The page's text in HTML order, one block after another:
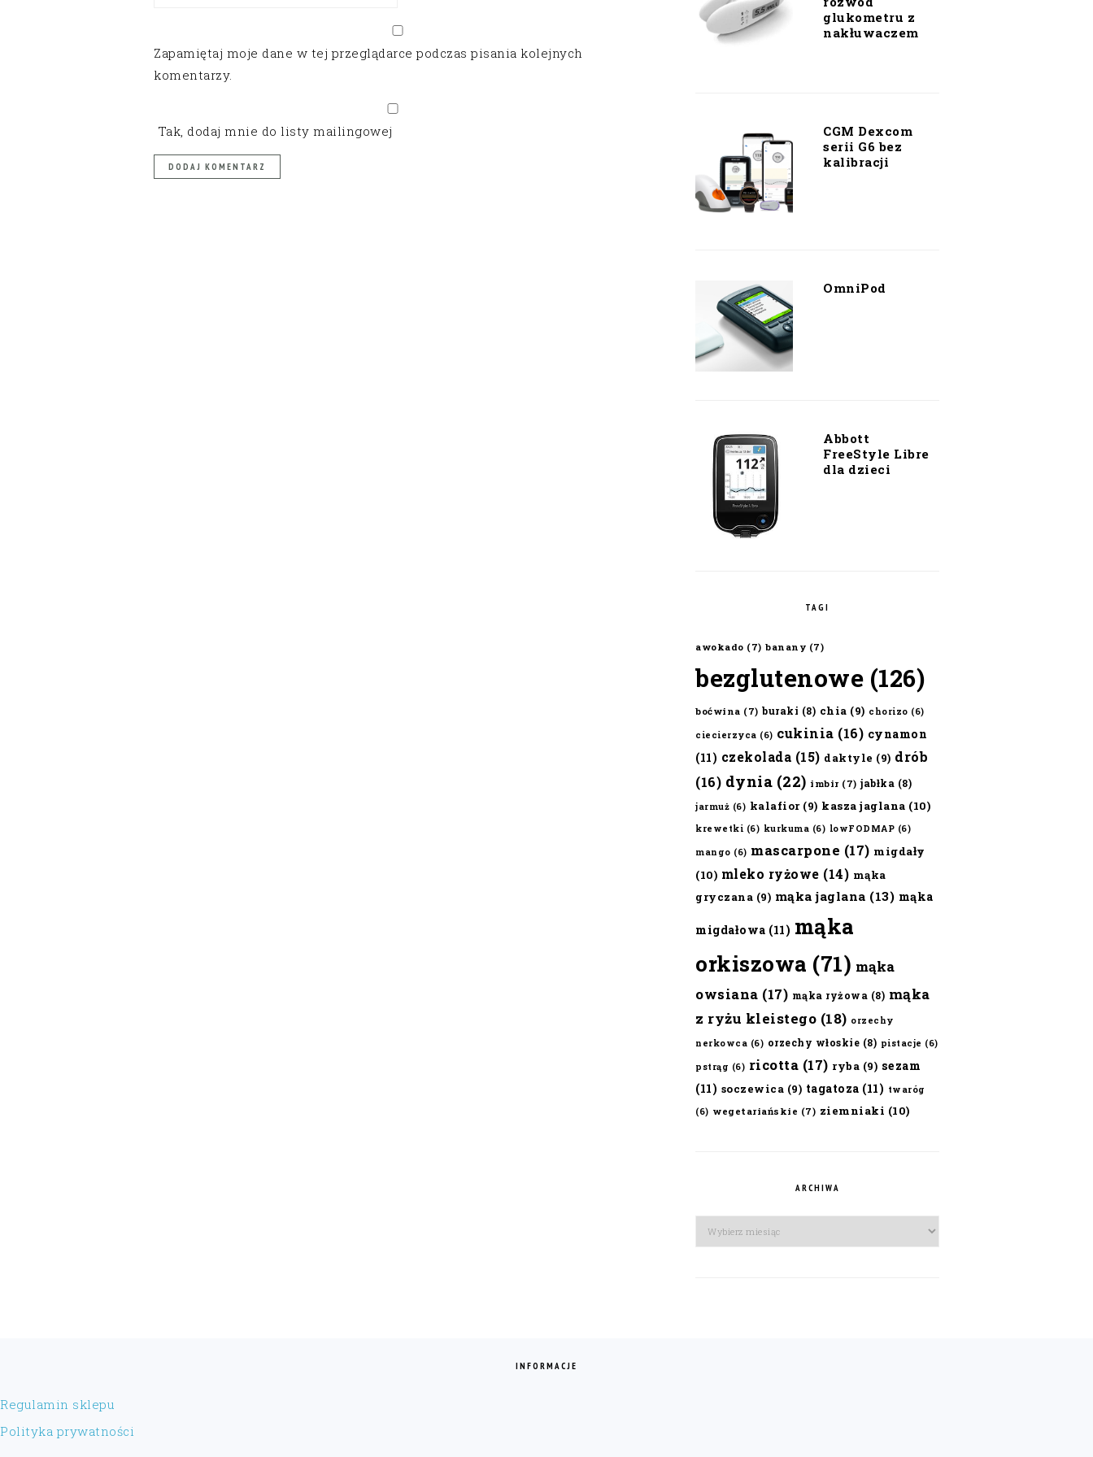
Zapamiętaj moje dane w tej przeglądarce podczas pisania kolejnych
komentarzy.
Tak, dodaj mnie do listy mailingowej
glukometru z
nakłuwaczem
CGM Dexcom
serii G6 bez
kalibracji
OmniPod
Abbott
FreeStyle Libre
dla dzieci
TAGI
awokado (7) banany (7)
bezglutenowe (126)
boćwina (7) buraki (8) chia (9) chorizo (6)
ciecierzyca (6) cukinia (16) cynamon
(11) czekolada (15) daktyle (9) drób
(16) dynia (22) imbir (7) jabłka (8)
jarmuż (6) kalafior(9) kasza jaglana (10)
krewetki (6) kurkuma (6) lowFODMAP (6)
mango (6) mascarpone (17) migdały
(10) mleko ryżowe (14) mąka
gryczana (9) mąka jaglana (13) mąka
migdałowa (11) mąka
orkiszowa (71) mąka
owsiana (17) mąka ryżowa (8) mąka
z ryżu kleistego (18) orzechy
nerkowca (6) orzechy włoskie (8) pistacje (6)
pstrąg (6) ricotta (17) ryba (9) sezam
(11) soczewica (9) tagatoza (11) twaróg
(6) wegetariańskie (7) ziemniaki (10)
ARCHIWA
Archiwa
INFORMACJE
Regulamin sklepu
Polityka prywatności